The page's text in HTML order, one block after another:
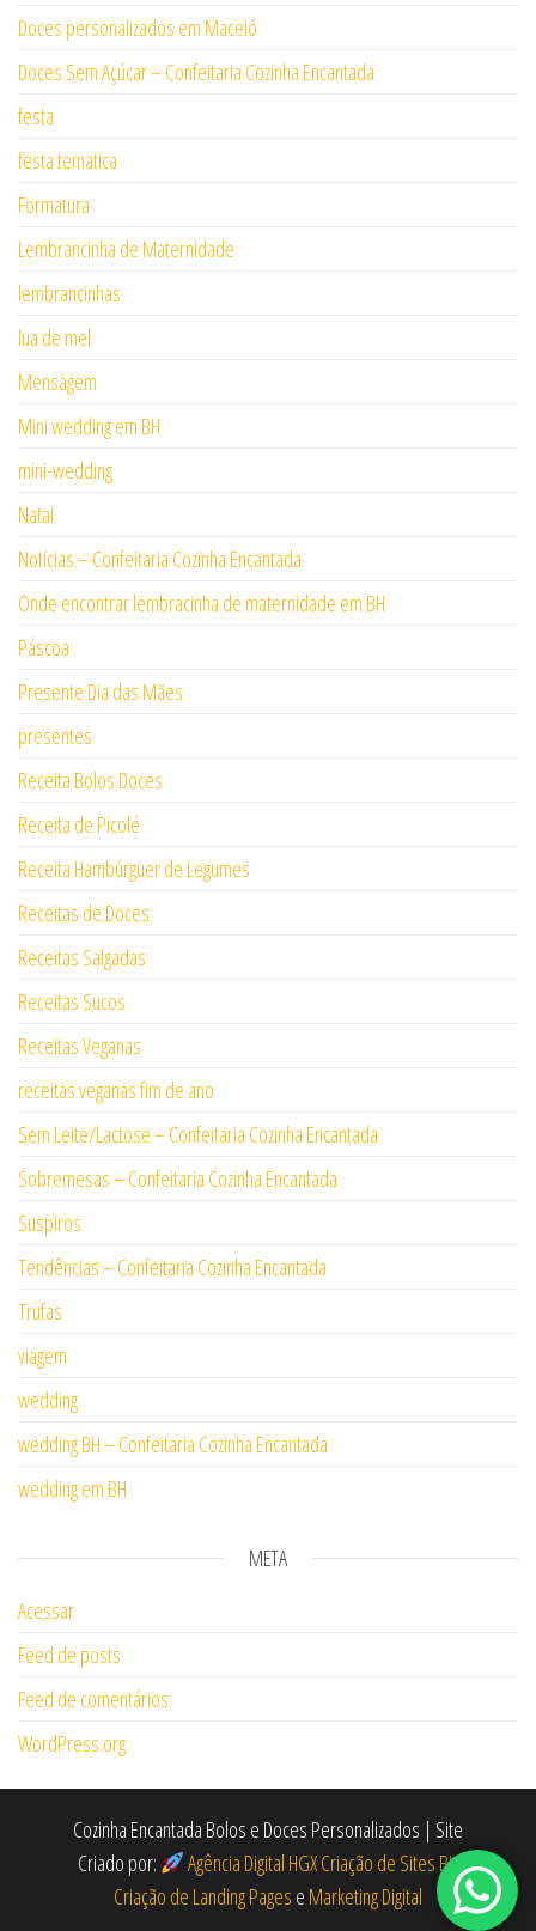
Doces personalizados em Maceió
Doces Sem Açúcar – Confeitaria Cozinha Encantada
festa
festa tematica
Formatura
Lembrancinha de Maternidade
lembrancinhas
lua de mel
Mensagem
Mini wedding em BH
mini-wedding
Natal
Notícias – Confeitaria Cozinha Encantada
Onde encontrar lembracinha de maternidade em BH
Páscoa
Presente Dia das Mães
presentes
Receita Bolos Doces
Receita de Picolé
Receita Hambúrguer de Legumes
Receitas de Doces
Receitas Salgadas
Receitas Sucos
Receitas Veganas
receitas veganas fim de ano
Sem Leite/Lactose – Confeitaria Cozinha Encantada
Sobremesas – Confeitaria Cozinha Encantada
Suspiros
Tendências – Confeitaria Cozinha Encantada
Trufas
viagem
wedding
wedding BH – Confeitaria Cozinha Encantada
wedding em BH
META
Acessar
Feed de posts
Feed de comentários
WordPress.org
Cozinha Encantada Bolos e Doces Personalizados | Site
Criado por:
Agência Digital HGX Criação de Sites BH
Criação de Landing Pages e Marketing Digital